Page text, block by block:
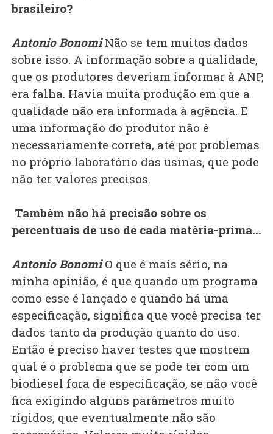
brasileiro?
Antonio BonomiNão se tem muitos dados
sobre isso. A informação sobre a qualidade,
que os produtores deveriam informar à ANP,
era falha. Havia muita produção em que a
qualidade não era informada à agência. E
uma informação do produtor não é
necessariamente correta, até por problemas
no próprio laboratório das usinas, que pode
não ter valores precisos.
Também não há precisão sobre os
percentuais de uso de cada matéria-prima...
Antonio BonomiO que é mais sério, na
minha opinião, é que quando um programa
como esse é lançado e quando há uma
especificação, significa que você precisa ter
dados tanto da produção quanto do uso.
Então é preciso haver testes que mostrem
qual é o problema que se pode ter com um
biodiesel fora de especificação, se não você
fica exigindo alguns parâmetros muito
rígidos, que eventualmente não são